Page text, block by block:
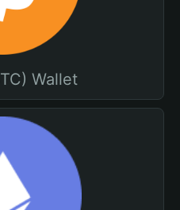
Wallet